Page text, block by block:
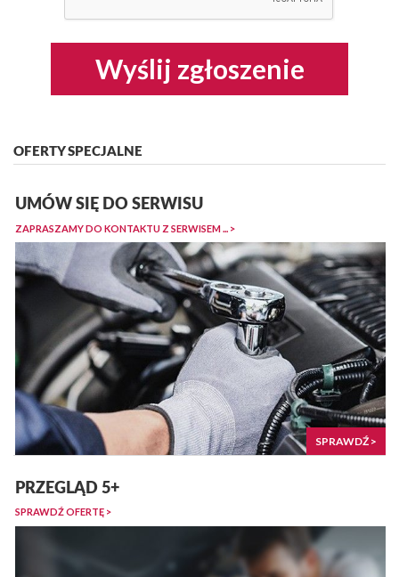
Wyślij zgłoszenie
OFERTY SPECJALNE
UMÓW SIĘ DO SERWISU
ZAPRASZAMY DO KONTAKTU Z SERWISEM ... >
SPRAWDŹ >
PRZEGLĄD 5+
SPRAWDŹ OFERTĘ >